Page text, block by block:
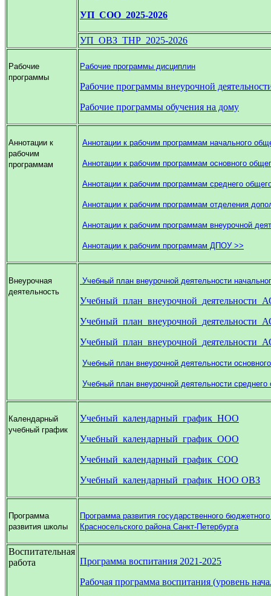
УП_СОО_2025-2026
УП_ОВЗ_ТНР_2025-2026
Рабочие
программы
Рабочие программы дисциплин
Рабочие программы внеурочной
Рабочие программы обучения на дому
Аннотации к
рабочим
программам
Аннотации к рабочим программам начального
Аннотации к рабочим программам основного
Аннотации к рабочим программам среднего
Аннотации к рабочим программам отделения
Аннотации к рабочим программам внеурочной
Аннотации к рабочим программам ДПОУ >>
Внеурочная
деятельность
Учебный план внеурочной деятельности
Учебный план внеурочной деятельности
Учебный план внеурочной деятельности
Календарный
учебный график
Учебный_календарный_график_НОО
Учебный_календарный_график_ООО
Учебный_календарный_график_СОО
Учебный_календарный_график_НОО ОВЗ
Программа
развития школы
Программа развития государственного
Красносельского района Санкт-Петербурга
Воспитательная
работа
Программа воспитания 2021-2025
Рабочая программа воспитания (уровень